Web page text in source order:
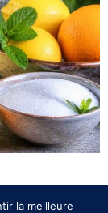
la meilleure